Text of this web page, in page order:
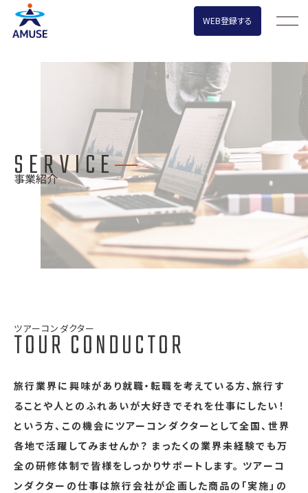
WEB登録する
SERVICE
事業紹介
ツアーコンダクター
TOUR CONDUCTOR
旅行業界に興味があり就職・転職を考えている方、旅行す
ることや人とのふれあいが大好きでそれを仕事にしたい！
という方、この機会にツアーコンダクターとして全国、世界
各地で活躍してみませんか？ まったくの業界未経験でも万
全の研修体制で皆様をしっかりサポートします。 ツアーコ
ンダクターの仕事は旅行会社が企画した商品の「実施」の